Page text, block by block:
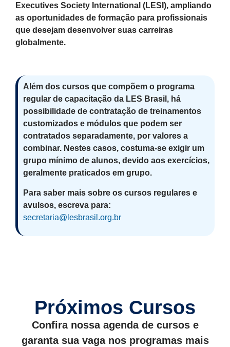
Executives Society International (LESI), ampliando
as oportunidades de formação para profissionais
que desejam desenvolver suas carreiras
globalmente.
Além dos cursos que compõem o programa
regular de capacitação da LES Brasil, há
possibilidade de contratação de treinamentos
customizados e módulos que podem ser
contratados separadamente, por valores a
combinar. Nestes casos, costuma-se exigir um
grupo mínimo de alunos, devido aos exercícios,
geralmente praticados em grupo.
Para saber mais sobre os cursos regulares e
avulsos, escreva para:
secretaria@lesbrasil.org.br
Próximos Cursos
Confira nossa agenda de cursos e
garanta sua vaga nos programas mais